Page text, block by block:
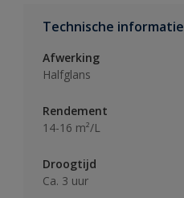
Technische informatie
Afwerking
Halfglans
Rendement
14-16 m²/L
Droogtijd
Ca. 3 uur